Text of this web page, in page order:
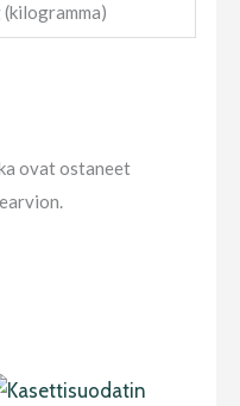
(kilogramma)
ovat ostaneet